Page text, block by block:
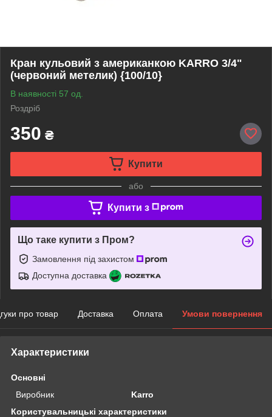
Кран кульовий з американкою KARRO 3/4"
(червоний метелик) {100/10}
В наявності 57 од.
Роздріб
350 ₴
Купити
або
Купити з
Що таке купити з Пром?
Замовлення під захистом
Доступна доставка
про товар Доставка Оплата Умови повернення
Характеристики
Основні
Виробник
Karro
Користувальницькі характеристики